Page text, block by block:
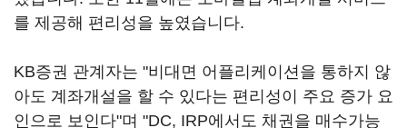
를 제공해 편리성을 높였습니다.
KB증권 관계자는 "비대면 어플리케이션을 통하지 않
아도 계좌개설을 할 수 있다는 편리성이 주요 증가 요
인으로 보인다"며 "DC, IRP에서도 채권을 매수가능